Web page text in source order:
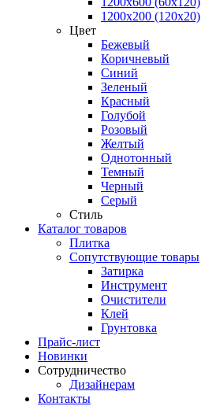
1200х200 (120x20)
Цвет
Бежевый
Коричневый
Синий
Зеленый
Красный
Голубой
Розовый
Желтый
Однотонный
Темный
Черный
Серый
Стиль
Каталог товаров
Плитка
Сопутствующие товары
Затирка
Инструмент
Очистители
Клей
Грунтовка
Прайс-лист
Новинки
Сотрудничество
Дизайнерам
Контакты